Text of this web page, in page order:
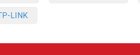
LINK